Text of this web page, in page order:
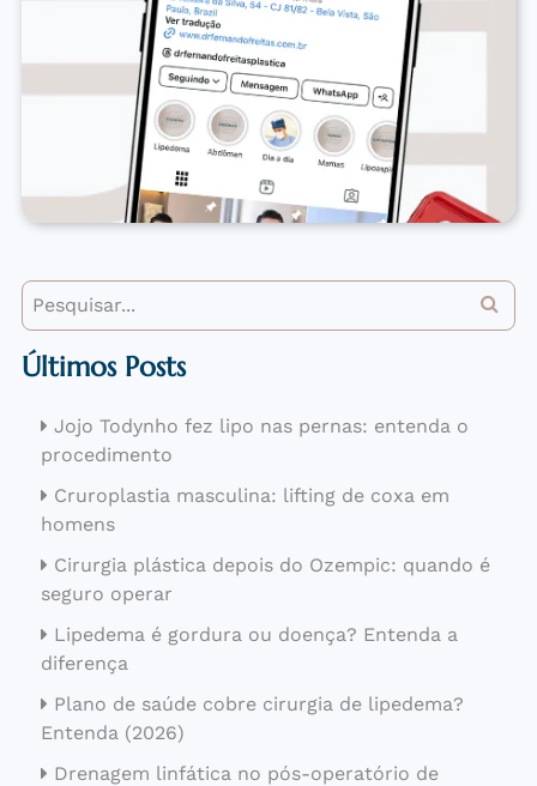
Últimos Posts
Jojo Todynho fez lipo nas pernas: entenda o
procedimento
Cruroplastia masculina: lifting de coxa em
homens
Cirurgia plástica depois do Ozempic: quando é
seguro operar
Lipedema é gordura ou doença? Entenda a
diferença
Plano de saúde cobre cirurgia de lipedema?
Entenda (2026)
Drenagem linfática no pós-operatório de